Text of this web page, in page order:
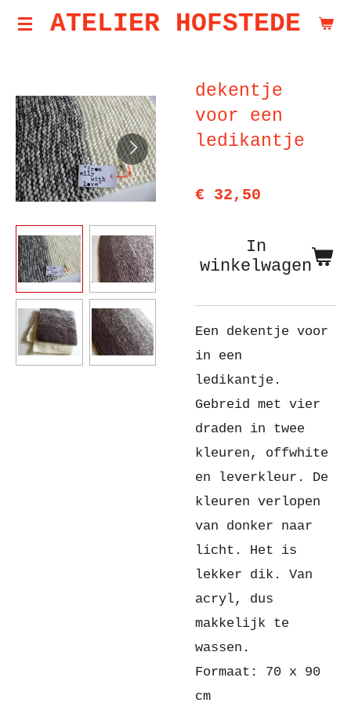
Ga
de
hoofdinhoud
ATELIER HOFSTEDE
dekentje
voor een
ledikantje
€ 32,50
In
winkelwagen
Een dekentje voor
in een
ledikantje.
Gebreid met vier
draden in twee
kleuren, offwhite
en leverkleur. De
kleuren verlopen
van donker naar
licht. Het is
lekker dik. Van
acryl, dus
makkelijk te
wassen.
Formaat: 70 x 90
cm